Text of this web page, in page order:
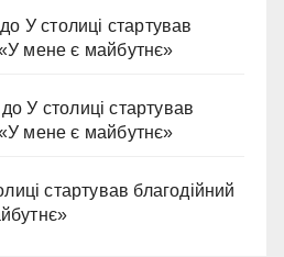
до У столиці стартував
мене є майбутнє»
доУ столиці стартував
мене є майбутнє»
стартував благодійний